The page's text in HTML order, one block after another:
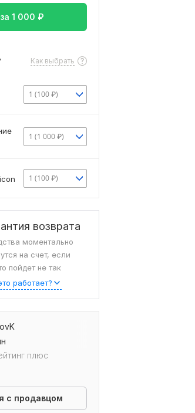
1 000 ₽
Как выбрать
1 (100 ₽)
1 (1 000 ₽)
1 (100 ₽)
возврата
моментально
на счет, если
пойдет не так
работает?
плюс
с продавцом